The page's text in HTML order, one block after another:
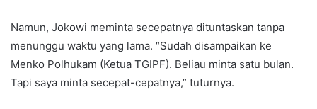
Namun, Jokowi meminta secepatnya dituntaskan tanpa
menunggu waktu yang lama. “Sudah disampaikan ke
Menko Polhukam (Ketua TGIPF). Beliau minta satu bulan.
Tapi saya minta secepat-cepatnya,” tuturnya.